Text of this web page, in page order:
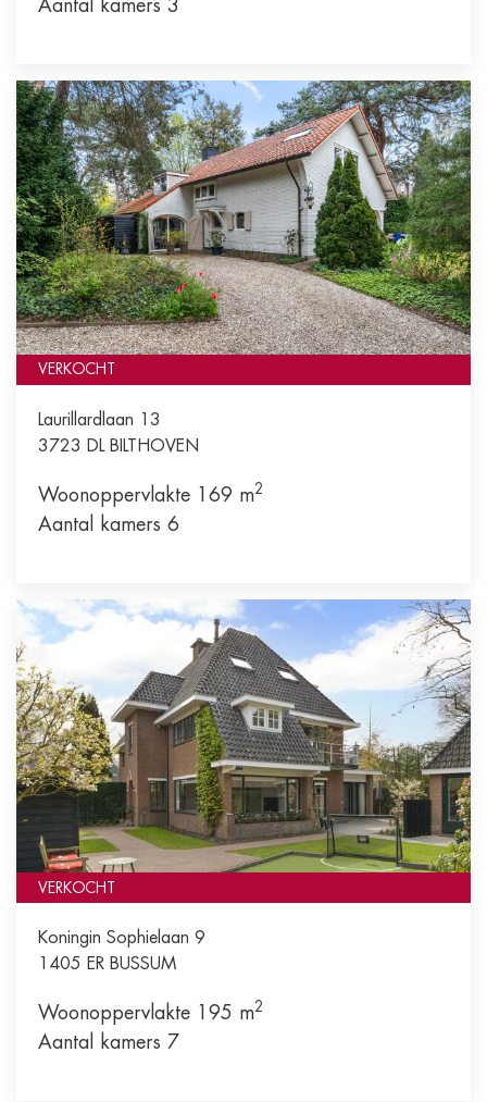
Aantal kamers 3
VERKOCHT
Laurillardlaan 13
3723 DL BILTHOVEN
Woonoppervlakte 169 m2
Aantal kamers 6
VERKOCHT
Koningin Sophielaan 9
1405 ER BUSSUM
Woonoppervlakte 195 m2
Aantal kamers 7